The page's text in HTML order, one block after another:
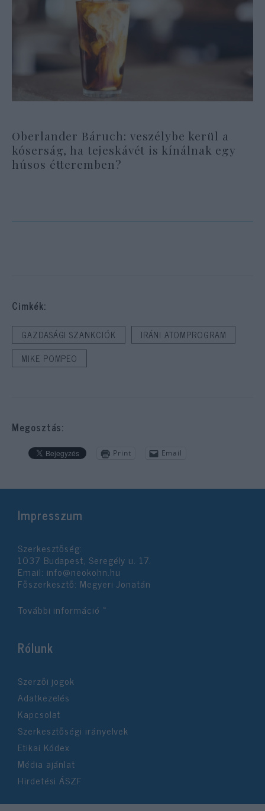
Oberlander Báruch: veszélybe kerül a
kóserság, ha tejeskávét is kínálnak egy
húsos étteremben?
Cimkék:
GAZDASÁGI SZANKCIÓK
IRÁNI ATOMPROGRAM
MIKE POMPEO
Megosztás:
Print Email
Impresszum
Szerkesztőség:
1037 Budapest, Seregély u. 17.
Email: info@neokohn.hu
Főszerkesztő: Megyeri Jonatán
További információ »
Rólunk
Szerzői jogok
Adatkezelés
Kapcsolat
Szerkesztőségi irányelvek
Etikai Kódex
Média ajánlat
Hirdetési ÁSZF